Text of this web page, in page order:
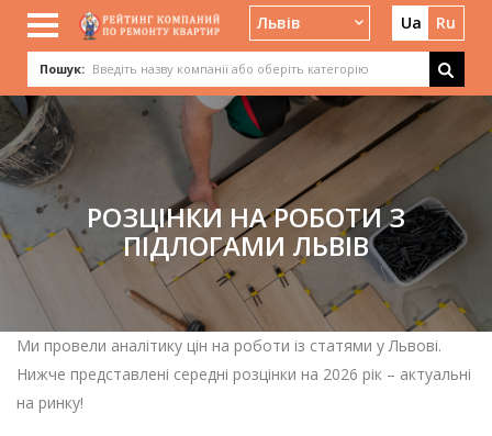
Львів Ua Ru
Пошук:
РОЗЦІНКИ НА РОБОТИ З
ПІДЛОГАМИ ЛЬВІВ
Ми провели аналітику цін на роботи із статями у Львові.
Нижче представлені середні розцінки на 2026 рік – актуальні
на ринку!